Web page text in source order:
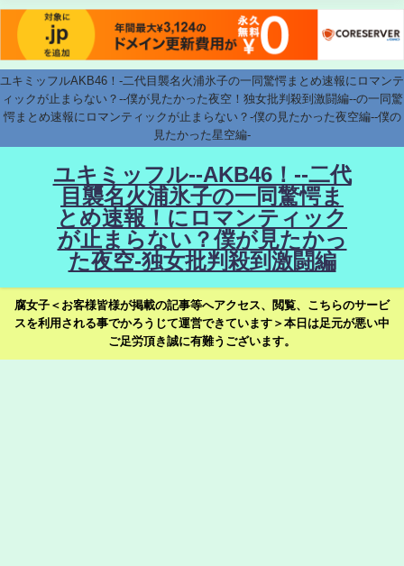
ユキミッフルAKB46！-二代目襲名火浦氷子の一同驚愕まとめ速報にロマンテ
ィックが止まらない？--僕が見たかった夜空！独女批判殺到激闘編--の一同驚
愕まとめ速報にロマンティックが止まらない？-僕の見たかった夜空編--僕の
見たかった星空編-
ユキミッフル--AKB46！--二代
目襲名火浦氷子の一同驚愕ま
とめ速報！にロマンティック
が止まらない？僕が見たかっ
た夜空-独女批判殺到激闘編
腐女子＜お客様皆様が掲載の記事等へアクセス、閲覧、こちらのサービ
スを利用される事でかろうじて運営できています＞本日は足元が悪い中
ご足労頂き誠に有難うございます。